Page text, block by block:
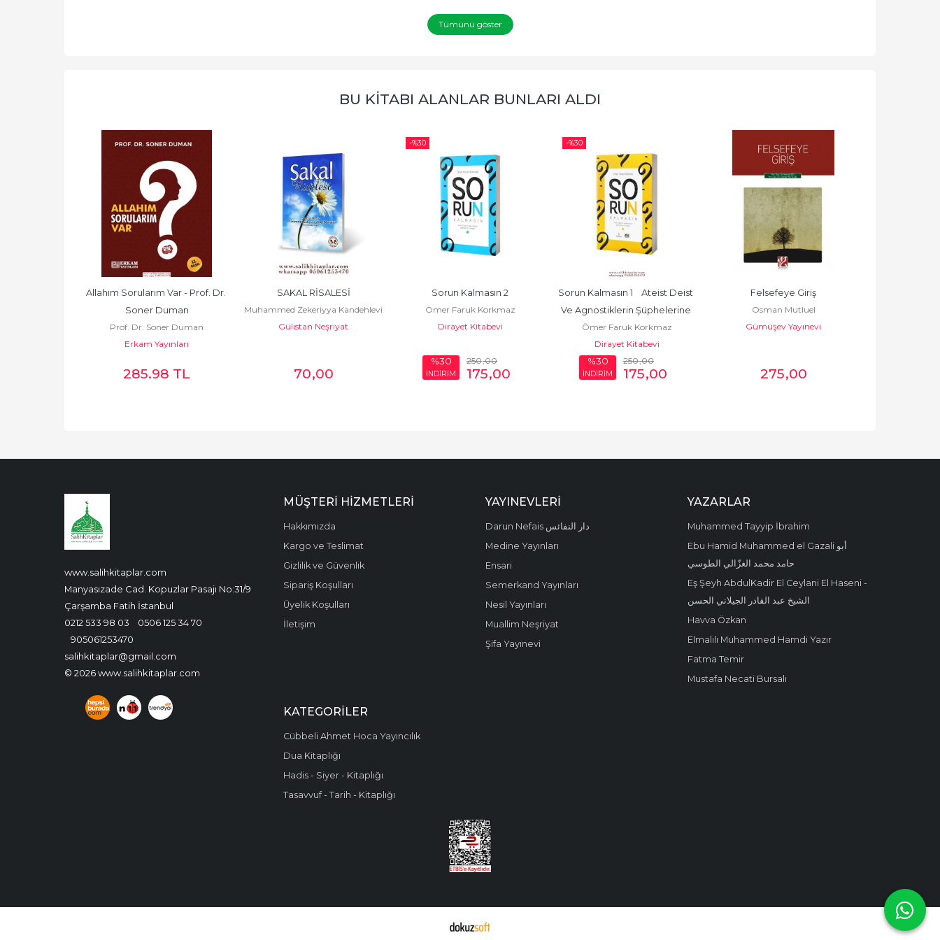
Tümünü göster
BU KITABI ALANLAR BUNLARI ALDI
Allahım Sorularım Var - Prof. Dr.
Soner Duman
Prof. Dr. Soner Duman
Erkam Yayınları
285.98 TL
SAKAL RİSALESİ
Muhammed Zekeriyya Kandehlevi
Gülistan Neşriyat
70,00
-%30
Sorun Kalmasın 2
Ömer Faruk Korkmaz
Dirayet Kitabevi
%30
İNDİRİM
250,00
175,00
-%30
Sorun Kalmasın 1    Ateist Deist
Ve Agnostiklerin Şüphelerine
Cevaplar
Ömer Faruk Korkmaz
Dirayet Kitabevi
%30
İNDİRİM
250,00
175,00
Felsefeye Giriş
Osman Mutluel
Gümüşev Yayınevi
275,00
www.salihkitaplar.com
Manyasızade Cad. Kopuzlar Pasajı No:31/9
Çarşamba Fatih İstanbul
0212 533 98 03
0506 125 34 70
905061253470
salihkitaplar@gmail.com
© 2026 www.salihkitaplar.com
MÜŞTERI HIZMETLERI
Hakkımızda
Kargo ve Teslimat
Gizlilik ve Güvenlik
Sipariş Koşulları
Üyelik Koşulları
İletişim
YAYINEVLERI
Darun Nefais دار النفائس
Medine Yayınları
Ensari
Semerkand Yayınları
Nesil Yayınları
Muallim Neşriyat
Şifa Yayınevi
YAZARLAR
Muhammed Tayyip İbrahim
Ebu Hamid Muhammed el Gazali أبو
حامد محمد الغزّالي الطوسي
Eş Şeyh AbdulKadir El Ceylani El Haseni -
الشيخ عبد القادر الجيلاني الحسن
Havva Özkan
Elmalılı Muhammed Hamdi Yazır
Fatma Temir
Mustafa Necati Bursalı
KATEGORILER
Cübbeli Ahmet Hoca Yayıncılık
Dua Kitaplığı
Hadis - Siyer - Kitaplığı
Tasavvuf - Tarih - Kitaplığı